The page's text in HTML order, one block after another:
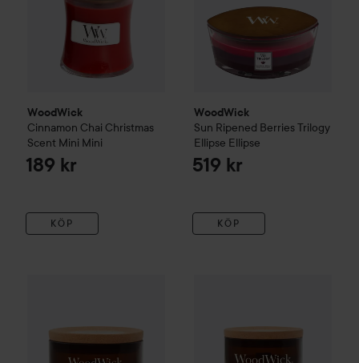
WoodWick
Cinnamon Chai Christmas
Scent Mini Mini
189 kr
KÖP
WoodWick
Sun Ripened BerriesTrilogy
Ellipse Ellipse
519 kr
KÖP